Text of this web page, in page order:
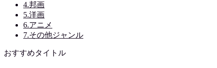
4.邦画
5.洋画
6.アニメ
7.その他ジャンル
おすすめタイトル